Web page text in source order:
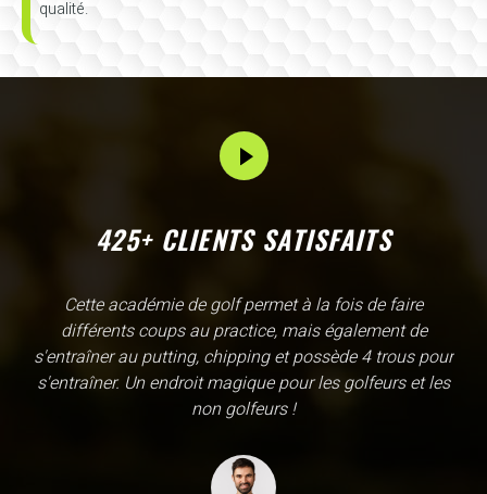
qualité.
425+ CLIENTS SATISFAITS
L'Academy de Gammarth comme son nom l'indique est
une école, en fait c'est un practice exceptionnel. il y a
évidemment un pratique classic sur tapis mais aussi
un sur herbe, des zones pour le chipping, les bumqers...
Vous y avez pensé, c'est à l'academy. Il n'y a pas assez
beauté de ce site